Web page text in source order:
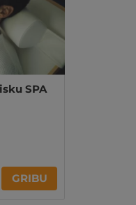
SPA
GRIBU